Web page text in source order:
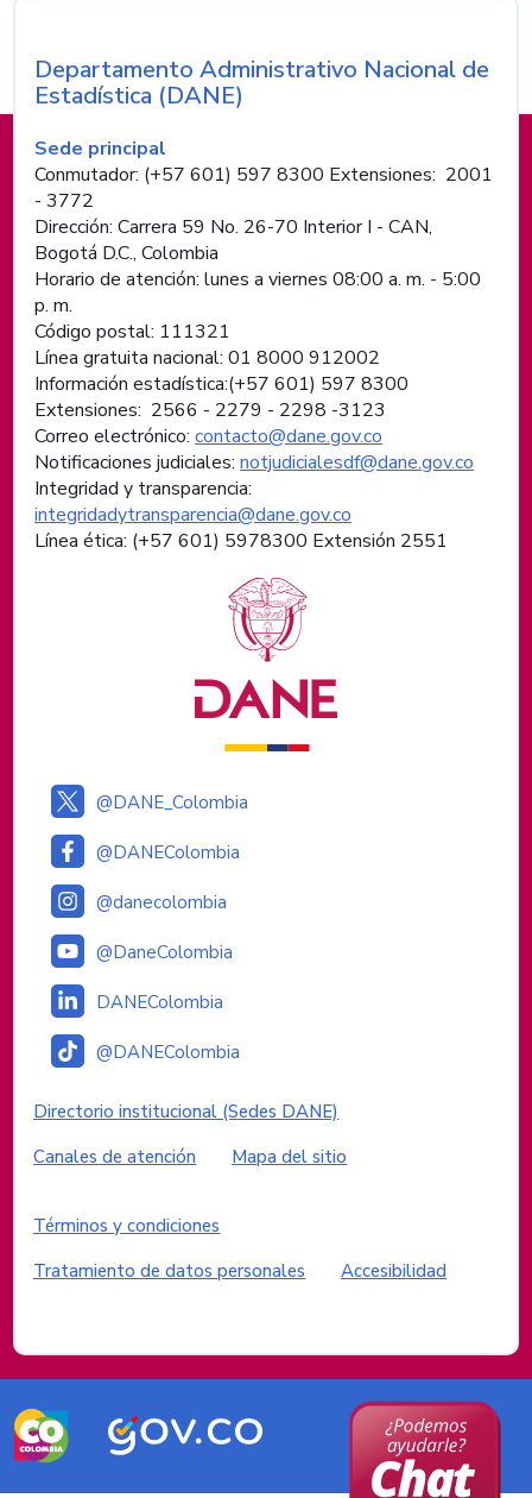
Información de pie de página
Nombre de la entidad
Departamento Administrativo Nacional de
Estadística (DANE)
Sede principal
Conmutador: (+57 601) 597 8300 Extensiones: 2001
- 3772
Dirección: Carrera 59 No. 26-70 Interior I - CAN,
Bogotá D.C., Colombia
Horario de atención: lunes a viernes 08:00 a. m. - 5:00
p. m.
Código postal: 111321
Línea gratuita nacional: 01 8000 912002
Información estadística:(+57 601) 597 8300
Extensiones: 2566 - 2279 - 2298 -3123
Correo electrónico:contacto@dane.gov.co
Notificaciones judiciales:notjudicialesdf@dane.gov.co
Integridad y transparencia:
integridadytransparencia@dane.gov.co
Línea ética: (+57 601) 5978300 Extensión 2551
Logos institucionales
@DANE_Colombia
@DANEColombia
@danecolombia
@DaneColombia
DANEColombia
@DANEColombia
Enlaces institucionales
Directorio institucional (Sedes DANE)
Canales de atención
Mapa del sitio
Enlaces del sitio
Términos y condiciones
Tratamiento de datos personales
Accesibilidad
Logos del Gobierno de Colombia
Logo
marca
Logo